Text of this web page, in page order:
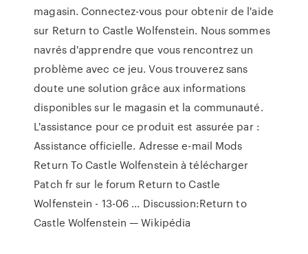
magasin. Connectez-vous pour obtenir de l'aide
sur Return to Castle Wolfenstein. Nous sommes
navrés d'apprendre que vous rencontrez un
problème avec ce jeu. Vous trouverez sans
doute une solution grâce aux informations
disponibles sur le magasin et la communauté.
L'assistance pour ce produit est assurée par :
Assistance officielle. Adresse e-mail Mods
Return To Castle Wolfenstein à télécharger
Patch fr sur le forum Return to Castle
Wolfenstein - 13-06 ... Discussion:Return to
Castle Wolfenstein — Wikipédia